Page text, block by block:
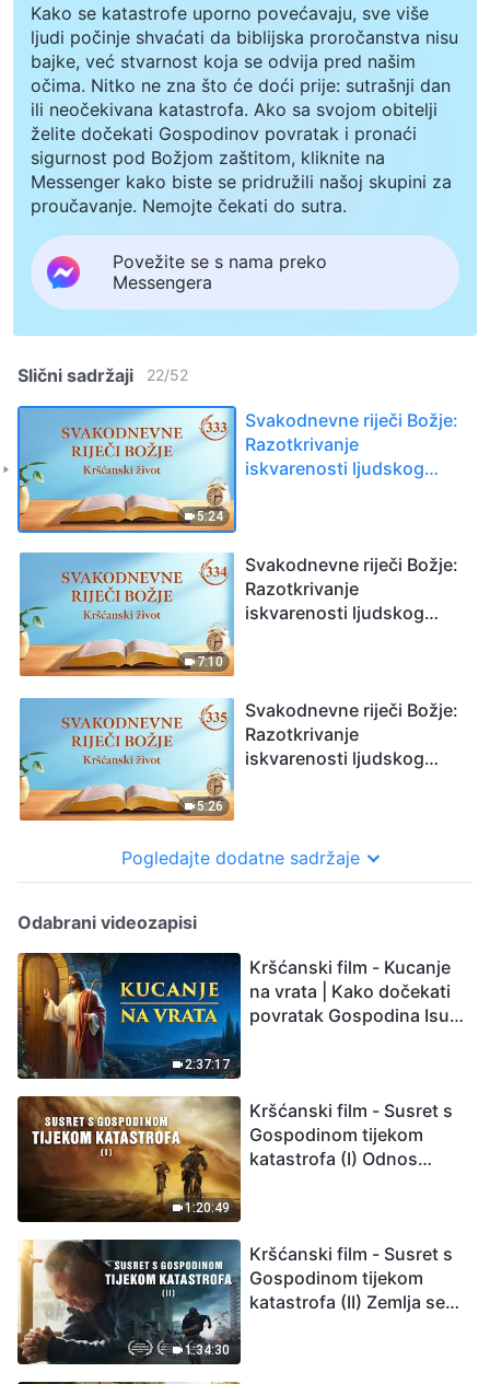
Kako se katastrofe uporno povećavaju, sve više
ljudi počinje shvaćati da biblijska proročanstva nisu
bajke, već stvarnost koja se odvija pred našim
očima. Nitko ne zna što će doći prije: sutrašnji dan
ili neočekivana katastrofa. Ako sa svojom obitelji
želite dočekati Gospodinov povratak i pronaći
sigurnost pod Božjom zaštitom, kliknite na
Messenger kako biste se pridružili našoj skupini za
proučavanje. Nemojte čekati do sutra.
Povežite se s nama preko
Messengera
Slični sadržaji 22/52
5:24
Svakodnevne riječi Božje:
Razotkrivanje
iskvarenosti ljudskog
7:10
Svakodnevne riječi Božje:
Razotkrivanje
iskvarenosti ljudskog
5:26
Svakodnevne riječi Božje:
Razotkrivanje
iskvarenosti ljudskog
Pogledajte dodatne sadržaje
Odabrani videozapisi
2:37:17
Kršćanski film - Kucanje
na vrata | Kako dočekati
povratak Gospodina Isusa
1:20:49
Kršćanski film - Susret s
Gospodinom tijekom
katastrofa (I) Odnos
1:34:30
Kršćanski film - Susret s
Gospodinom tijekom
katastrofa (II) Zemlja se